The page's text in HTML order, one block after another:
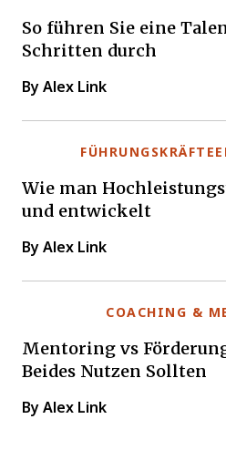
So führen Sie eine
Schritten durch
By Alex Link
Wie man
und entwickelt
By Alex Link
COACHING &
Mentoring vs
Beides Nutzen Sollten
By Alex Link